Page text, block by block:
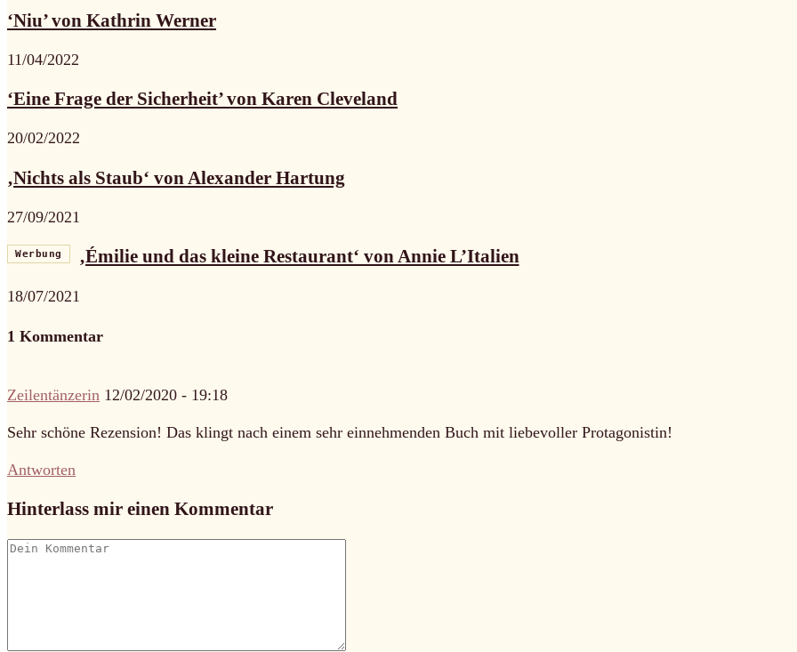
‘Niu’ von Kathrin Werner
11/04/2022
‘Eine Frage der Sicherheit’ von Karen Cleveland
20/02/2022
‚Nichts als Staub‘ von Alexander Hartung
27/09/2021
Werbung ‚Émilie und das kleine Restaurant‘ von Annie L’Italien
18/07/2021
1 Kommentar
Zeilentänzerin 12/02/2020 - 19:18
Sehr schöne Rezension! Das klingt nach einem sehr einnehmenden Buch mit liebevoller Protagonistin!
Antworten
Hinterlass mir einen Kommentar